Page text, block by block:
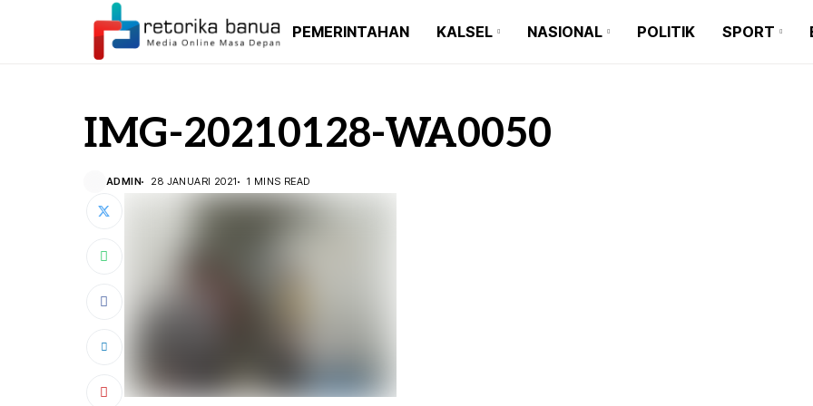
PEMERINTAHAN KALSEL
BARITO KUALA
NASIONAL POLITIK SPORT
BANJARMASIN
BANJARBARU
IMG-20210128-WA0050
ADMIN 28 JANUARI 2021 1 MINS READ